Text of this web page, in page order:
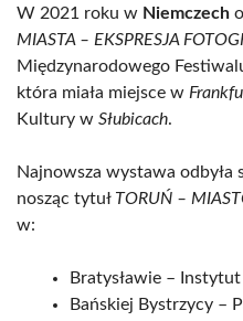
W 2021 roku w Niemczech
MIASTA – EKSPRESJA
Międzynarodowego
która miała miejsce w
Kultury w Słubicach.
Najnowsza wystawa odbyła
nosząc tytuł TORUŃ –
w:
Bratysławie –
Bańskiej Bystrzycy –